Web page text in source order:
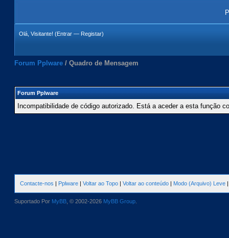
Olá, Visitante! (Entrar — Registar)
Forum Pplware / Quadro de Mensagem
Forum Pplware
Incompatibilidade de código autorizado. Está a aceder a esta função
Contacte-nos | Pplware | Voltar ao Topo | Voltar ao conteúdo | Modo (Arquivo) Leve
Suportado Por MyBB , © 2002-2026 MyBB Group